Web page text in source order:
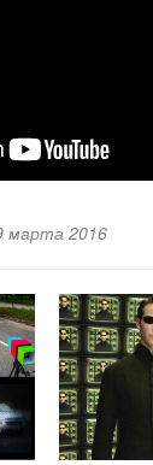
марта 2016